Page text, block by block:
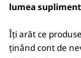
lumea
Îți arăt ce
ținând cont de